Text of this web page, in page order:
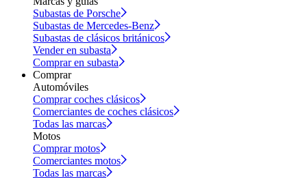
Subastas de Porsche
Subastas de Mercedes-Benz
Subastas de clásicos británicos
Vender en subasta
Comprar en subasta
Comprar
Automóviles
Comprar coches clásicos
Comerciantes de coches clásicos
Todas las marcas
Motos
Comprar motos
Comerciantes motos
Todas las marcas